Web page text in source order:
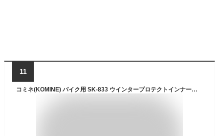
11
コミネ(KOMINE) バイク用 SK-833 ウインタープロテクトインナージャケット Black M